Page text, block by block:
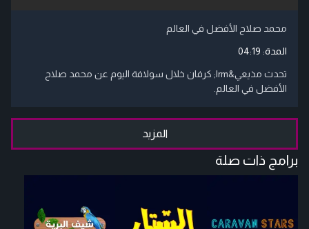
محمد صلاح الأفضل في العالم
المدة: 04:19
تحدث مذيعي‬&lrm; كرفان خلال سولافة اليوم عن محمد صلاح
الأفضل في العالم.
المزيد
برامج ذات صلة